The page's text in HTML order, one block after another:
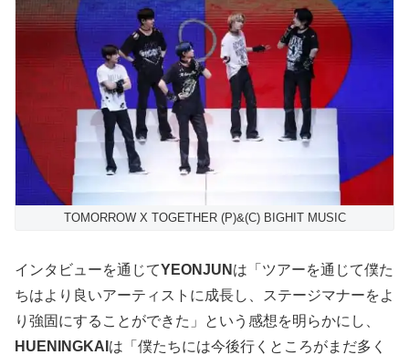
TOMORROW X TOGETHER (P)&(C) BIGHIT MUSIC
インタビューを通じてYEONJUN は「ツアーを通じて僕た
ちはより良いアーティストに成長し、ステージマナーをよ
り強固にすることができた」という感想を明らかにし、
HUENINGKAI は「僕たちには今後行くところがまだ多く